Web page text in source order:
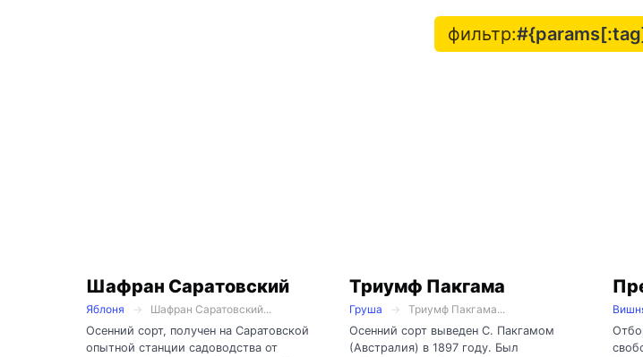
фильтр:
Шафран Саратовский
Яблоня
Шафран Саратовский...
Осенний сорт, получен на Саратовской
опытной станции садоводства от
Триумф Пакгама
Груша
Триумф Пакгама...
Осенний сорт выведен С. Пакгамом
(Австралия) в 1897 году. Был